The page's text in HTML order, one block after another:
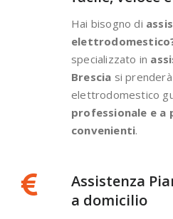
Hai bisogno di
specializzato in
Brescia si
elettrodomestico
professionale e a
convenienti.
Assistenza
a domicilio